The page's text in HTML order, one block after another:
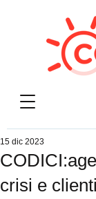
crisi e
15 dic 2023